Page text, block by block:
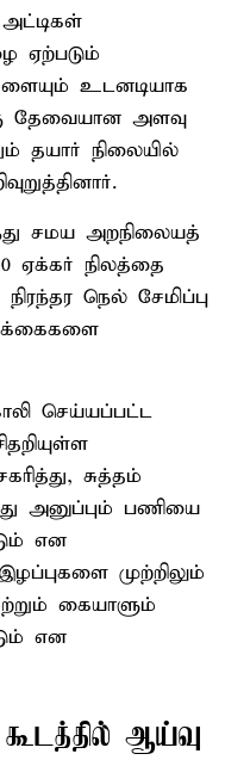
அட்டிகள்
ஏற்படும்
உடனடியாக
தேவையான அளவு
தயார் நிலையில்
சமய அறநிலையத்
ஏக்கர் நிலத்தை
நெல் சேமிப்பு
செய்யப்பட்ட
சுத்தம்
அனுப்பும் பணியை
என
முற்றிலும்
கையாளும்
என
ஆய்வு